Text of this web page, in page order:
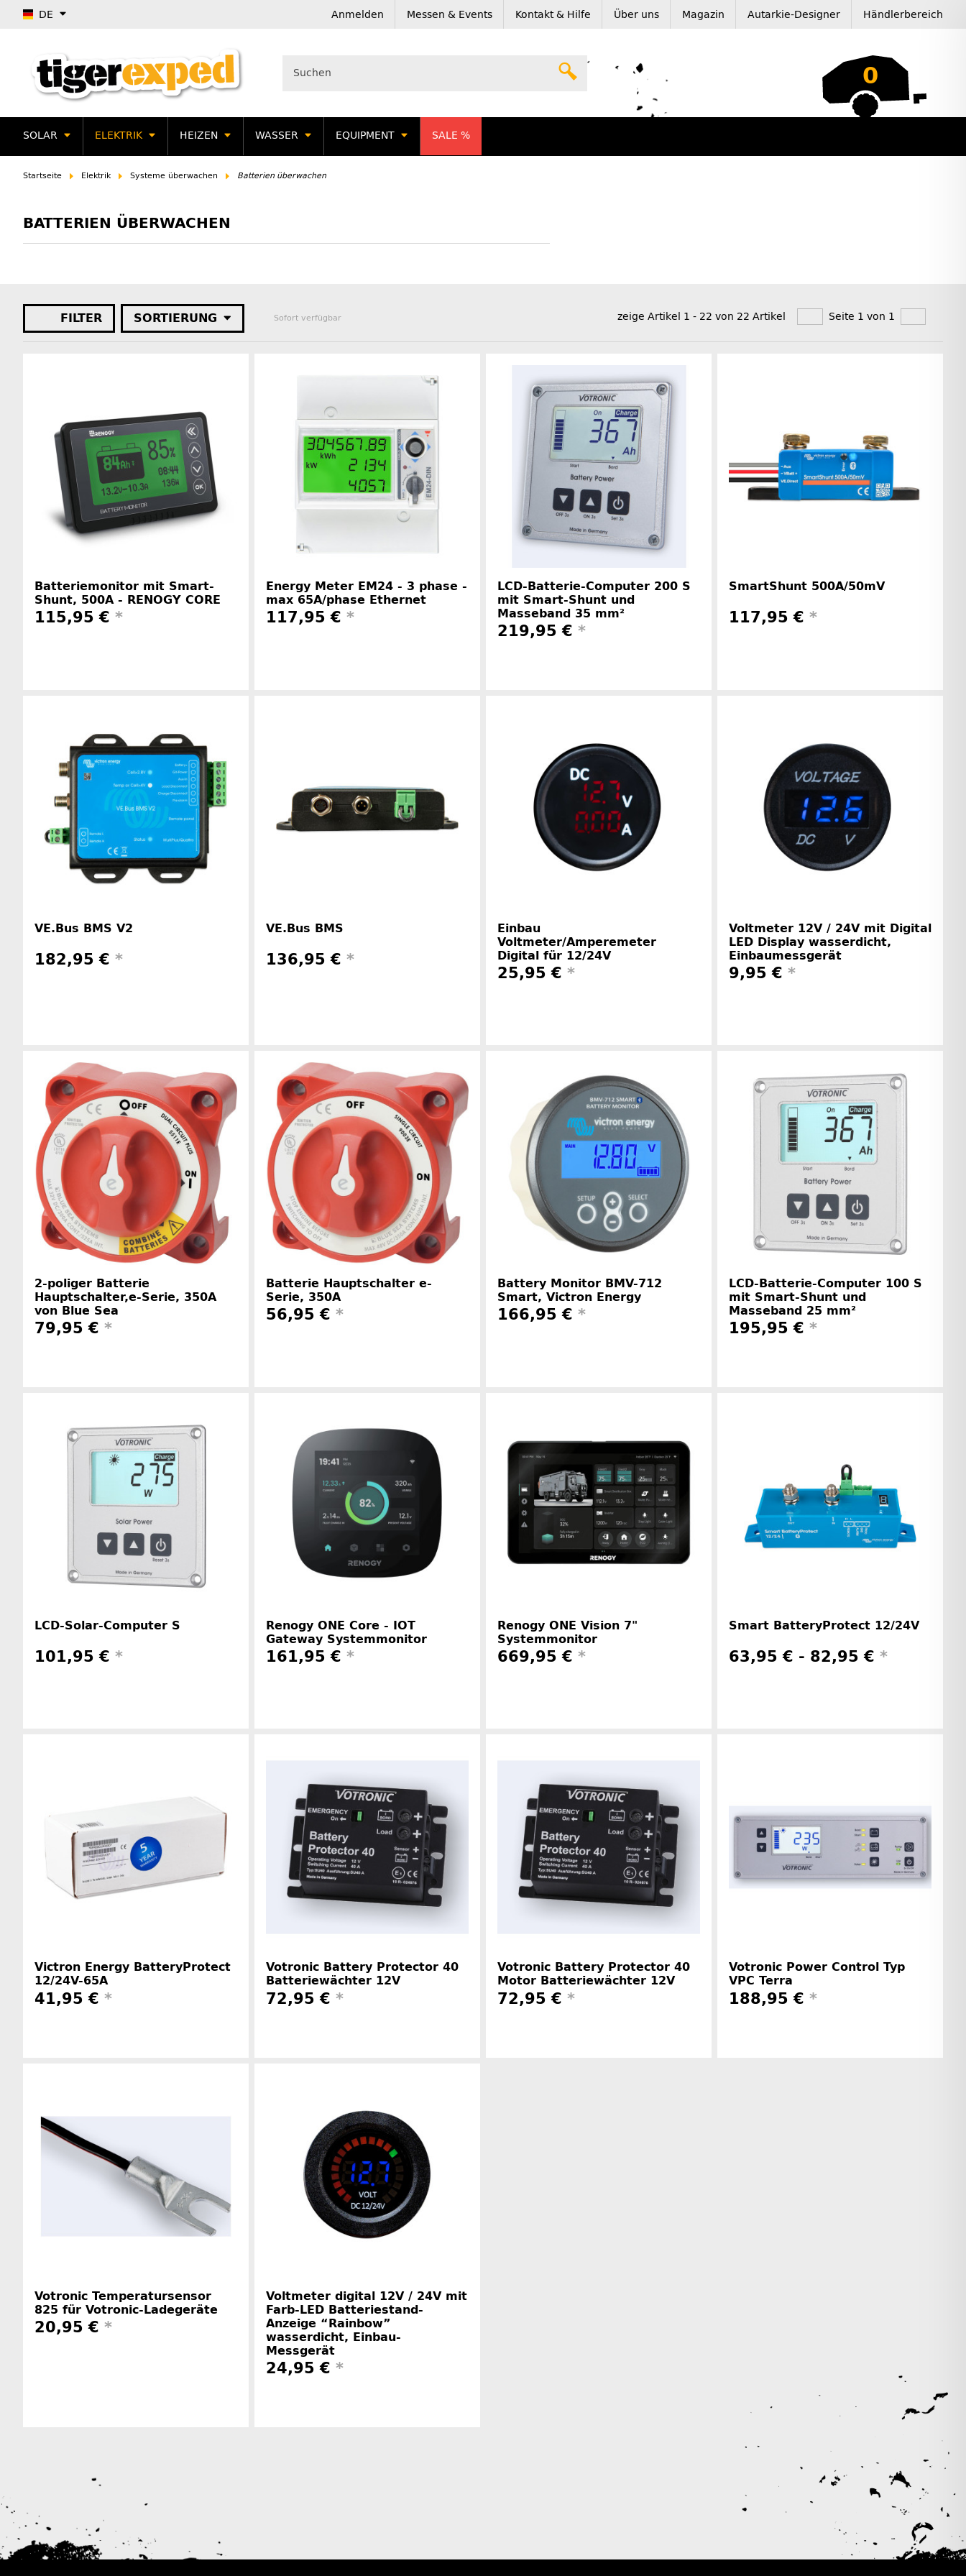
DE Anmelden Messen & Events Kontakt & Hilfe Über uns Magazin Autarkie-Designer Händlerbereich
0
SOLAR ELEKTRIK HEIZEN WASSER EQUIPMENT SALE %
Startseite Elektrik Systeme überwachen Batterien überwachen
BATTERIEN ÜBERWACHEN
FILTER SORTIERUNG Sofort verfügbar zeige Artikel 1 - 22 von 22 Artikel Seite 1 von 1
Batteriemonitor mit Smart-
Shunt, 500A - RENOGY CORE
115,95 € *
Energy Meter EM24 - 3 phase -
max 65A/phase Ethernet
117,95 € *
LCD-Batterie-Computer 200 S
mit Smart-Shunt und
Masseband 35 mm²
219,95 € *
SmartShunt 500A/50mV
117,95 € *
VE.Bus BMS V2
182,95 € *
VE.Bus BMS
136,95 € *
Einbau
Voltmeter/Amperemeter
Digital für 12/24V
25,95 € *
Herstellerinformationen
Voltmeter 12V / 24V mit Digital
LED Display wasserdicht,
Einbaumessgerät
9,95 € *
Herstellerinformationen
2-poliger Batterie
Hauptschalter,e-Serie, 350A
von Blue Sea
79,95 € *
Herstellerinformationen
Batterie Hauptschalter e-
Serie, 350A
56,95 € *
Battery Monitor BMV-712
Smart, Victron Energy
166,95 € *
LCD-Batterie-Computer 100 S
mit Smart-Shunt und
Masseband 25 mm²
195,95 € *
LCD-Solar-Computer S
101,95 € *
Renogy ONE Core - IOT
Gateway Systemmonitor
161,95 € *
Renogy ONE Vision 7"
Systemmonitor
669,95 € *
Smart BatteryProtect 12/24V
63,95 € - 82,95 € *
Victron Energy BatteryProtect
12/24V-65A
41,95 € *
Votronic Battery Protector 40
Batteriewächter 12V
72,95 € *
Votronic Battery Protector 40
Motor Batteriewächter 12V
72,95 € *
Votronic Power Control Typ
VPC Terra
188,95 € *
Votronic Temperatursensor
825 für Votronic-Ladegeräte
20,95 € *
Voltmeter digital 12V / 24V mit
Farb-LED Batteriestand-
Anzeige “Rainbow”
wasserdicht, Einbau-
Messgerät
24,95 € *